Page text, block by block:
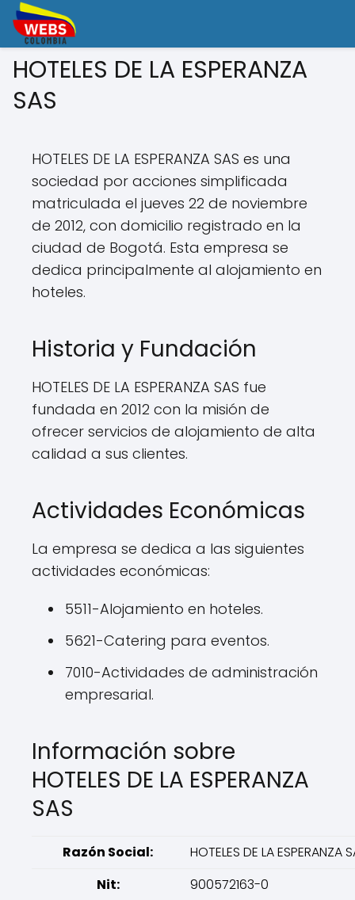
HOTELES DE LA ESPERANZA
SAS
HOTELES DE LA ESPERANZA SAS es una
sociedad por acciones simplificada
matriculada el jueves 22 de noviembre
de 2012, con domicilio registrado en la
ciudad de Bogotá. Esta empresa se
dedica principalmente al alojamiento en
hoteles.
Historia y Fundación
HOTELES DE LA ESPERANZA SAS fue
fundada en 2012 con la misión de
ofrecer servicios de alojamiento de alta
calidad a sus clientes.
Actividades Económicas
La empresa se dedica a las siguientes
actividades económicas:
5511-Alojamiento en hoteles.
5621-Catering para eventos.
7010-Actividades de administración
empresarial.
Información sobre
HOTELES DE LA ESPERANZA
SAS
Razón Social:
HOTELES DE LA ESPERANZA
Nit:
900572163-0